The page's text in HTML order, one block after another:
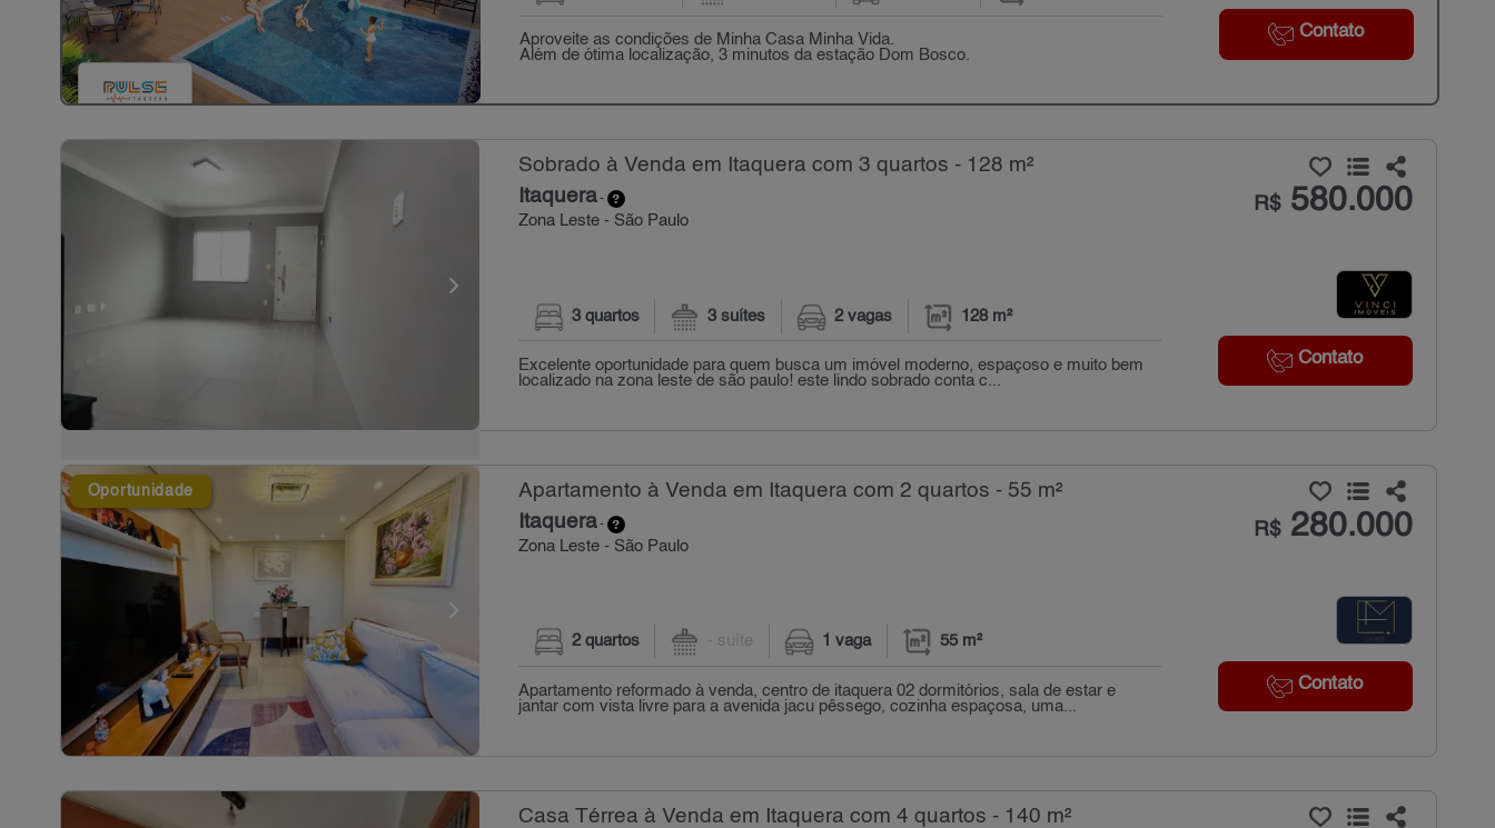
Contato
Aproveite as condições de Minha Casa Minha Vida.
Além de ótima localização, 3 minutos da estação Dom Bosco.
Sobrado à Venda em Itaquera com 3 quartos - 128 m²
Itaquera-
Zona Leste - São Paulo
R$580.000
Contato
3 quartos 3 suítes 2 vagas 128 m²
Excelente oportunidade para quem busca um imóvel moderno, espaçoso e muito bem
localizado na zona leste de são paulo! este lindo sobrado conta c...
Oportunidade Apartamento à Venda em Itaquera com 2 quartos - 55 m²
Itaquera-
Zona Leste - São Paulo
R$280.000
Contato
2 quartos - suíte 1 vaga 55 m²
Apartamento reformado à venda, centro de itaquera 02 dormitórios, sala de estar e
jantar com vista livre para a avenida jacu pêssego, cozinha espaçosa, uma...
Casa Térrea à Venda em Itaquera com 4 quartos - 140 m²